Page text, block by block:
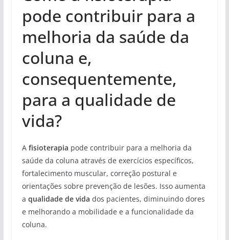
pode contribuir para a
melhoria da saúde da
coluna e,
consequentemente,
para a qualidade de
vida?
A fisioterapia pode contribuir para a melhoria da
saúde da coluna através de exercícios específicos,
fortalecimento muscular, correção postural e
orientações sobre prevenção de lesões. Isso aumenta
a qualidade de vida dos pacientes, diminuindo dores
e melhorando a mobilidade e a funcionalidade da
coluna.